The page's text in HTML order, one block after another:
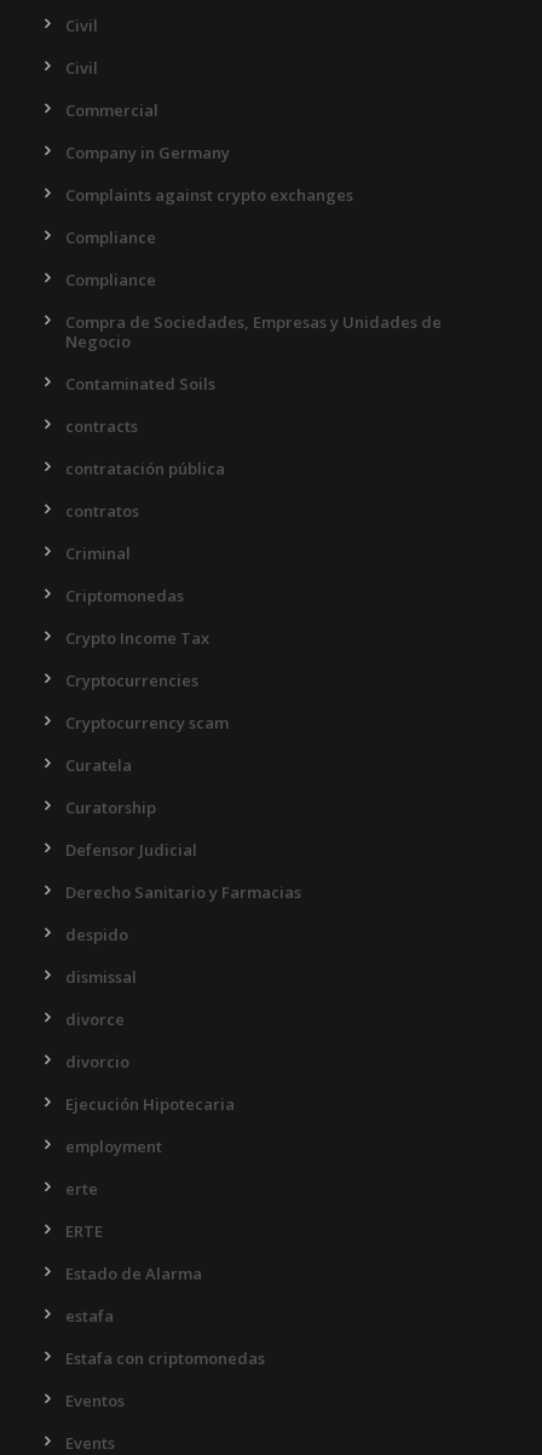
Civil
Civil
Commercial
Company in Germany
Complaints against crypto exchanges
Compliance
Compliance
Compra de Sociedades, Empresas y Unidades de
Negocio
Contaminated Soils
contracts
contratación pública
contratos
Criminal
Criptomonedas
Crypto Income Tax
Cryptocurrencies
Cryptocurrency scam
Curatela
Curatorship
Defensor Judicial
Derecho Sanitario y Farmacias
despido
dismissal
divorce
divorcio
Ejecución Hipotecaria
employment
erte
ERTE
Estado de Alarma
estafa
Estafa con criptomonedas
Eventos
Events